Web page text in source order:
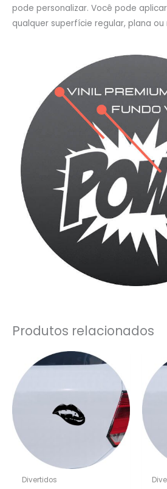
pode personalizar. Você pode
qualquer superfície regular, plana ou
Produtos relacionados
Divertidos